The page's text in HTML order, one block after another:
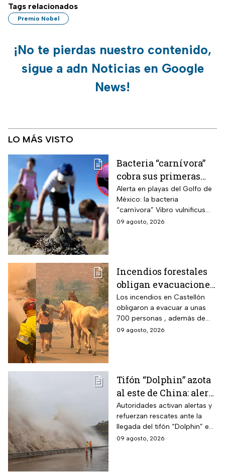
Tags relacionados
Premio Nobel
¡No te pierdas nuestro contenido,
sigue a adn Noticias en Google
News!
LO MÁS VISTO
Bacteria “carnívora”
cobra sus primeras
vidas y enciende
alarmas en estas
playas de EUA
Alerta en playas del Golfo de
México: la bacteria
“carnívora” Vibro vulnificus
causa infecciones graves y
09 agosto, 2026
Incendios forestales
obligan evacuaciones
en el este de España |
VIDEO
Los incendios en Castellón
obligaron a evacuar a unas
700 personas , además de
que ya dañaron viviendas y
09 agosto, 2026
Tifón “Dolphin” azota
al este de China: alerta
máxima por
inundaciones y
ráfagas
Autoridades activan alertas y
refuerzan rescates ante la
llegada del tifón “Dolphin” en
el este de China con vientos
09 agosto, 2026